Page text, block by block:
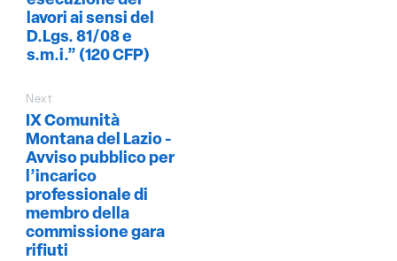
lavori ai sensi del
D.Lgs. 81/08 e
s.m.i.” (120 CFP)
Next
IX Comunità
Montana del Lazio -
Avviso pubblico per
l’incarico
professionale di
membro della
commissione gara
rifiuti